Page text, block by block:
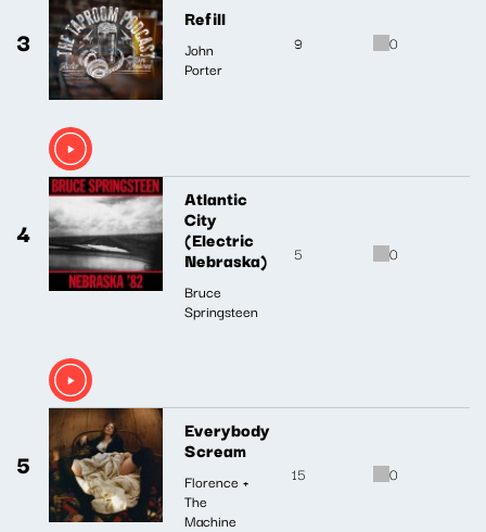
3
Refill
John
Porter
9 0
4
Atlantic
City
(Electric
Nebraska)
Bruce
Springsteen
5 0
5
Everybody
Scream
Florence +
The
Machine
15 0